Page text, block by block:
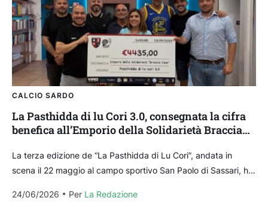
CALCIO SARDO
La Pasthidda di lu Cori 3.0, consegnata la cifra
benefica all’Emporio della Solidarietà Braccia
La terza edizione de “La Pasthidda di Lu Cori”, andata in
scena il 22 maggio al campo sportivo San Paolo di Sassari, ha
24/06/2026
Per La Redazione